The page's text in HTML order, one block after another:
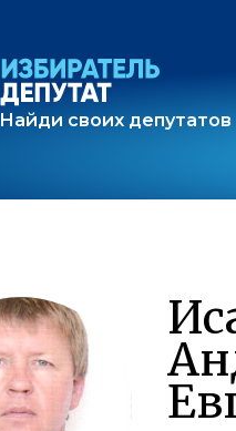
Найди своих депутатов